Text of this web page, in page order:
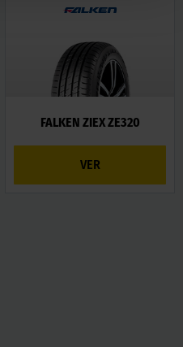
FALKEN ZIEX ZE320
VER